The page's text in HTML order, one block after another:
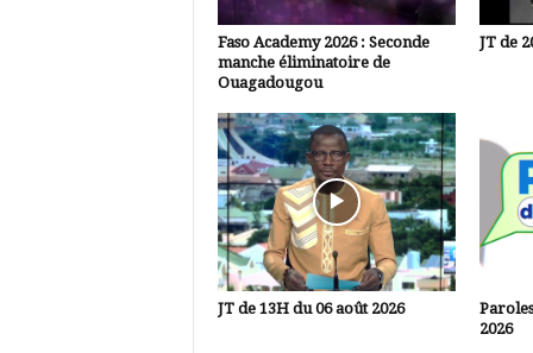
Faso Academy 2026 : Seconde
manche éliminatoire de
Ouagadougou
JT de
JT de 13H du 06 août 2026
2026